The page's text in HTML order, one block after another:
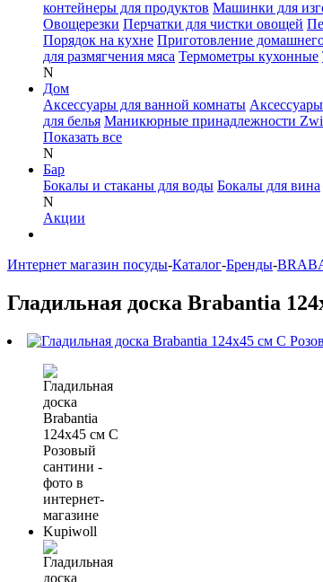
контейнеры для продуктов Машинки для
Овощерезки Перчатки для чистки овощей
Порядок на кухне Приготовление
для размягчения мяса Термометры кухонные
N
Дом
Аксессуары для ванной комнаты
для белья Маникюрные принадлежности
Показать все
N
Бар
Бокалы и стаканы для воды Бокалы для вина
N
Акции
Интернет магазин посуды-Каталог-Бренды-
Гладильная доска Brabantia